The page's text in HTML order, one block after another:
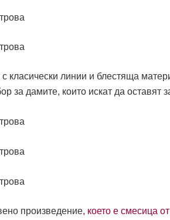
класически линии и блестяща
за дамите, които искат да
произведение, което е смесица